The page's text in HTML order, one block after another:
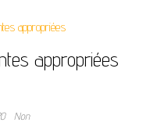
appropriées
Non